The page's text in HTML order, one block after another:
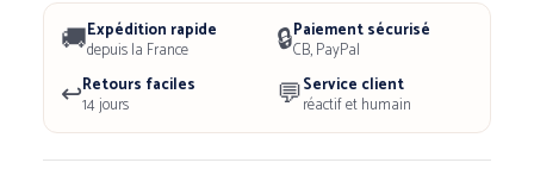
Excellence
Crème-
Châtain
Clair
Doré
🚚Expédition rapide
depuis la France
🔒Paiement sécurisé
CB, PayPal
↩️Retours faciles
14 jours
💬Service client
réactif et humain